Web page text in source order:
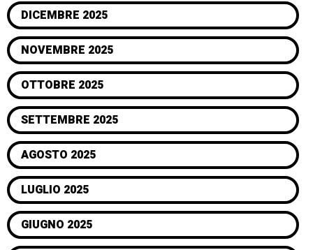
DICEMBRE 2025
NOVEMBRE 2025
OTTOBRE 2025
SETTEMBRE 2025
AGOSTO 2025
LUGLIO 2025
GIUGNO 2025